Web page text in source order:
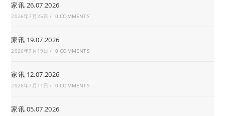
家讯 26.07.2026
2026年7月25日 / 0 COMMENTS
家讯 19.07.2026
2026年7月19日 / 0 COMMENTS
家讯 12.07.2026
2026年7月11日 / 0 COMMENTS
家讯 05.07.2026